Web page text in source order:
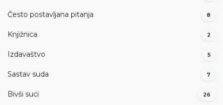
Često postavljana pitanja 8
Knjižnica 2
Izdavaštvo 5
Sastav suda 7
Bivši suci 26